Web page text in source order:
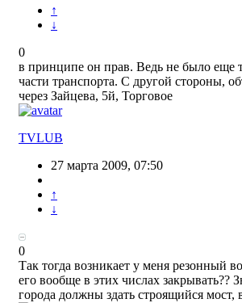
↑
↓
0
в принципе он прав. Ведь не было еще
части транспорта. С другой стороны,
через Зайцева, 5й, Торговое
TVLUB
27 марта 2009, 07:50
↑
↓
0
Так тогда возникает у меня резонный
его вообще в этих числах закрывать??
города должны здать строящийся мост,